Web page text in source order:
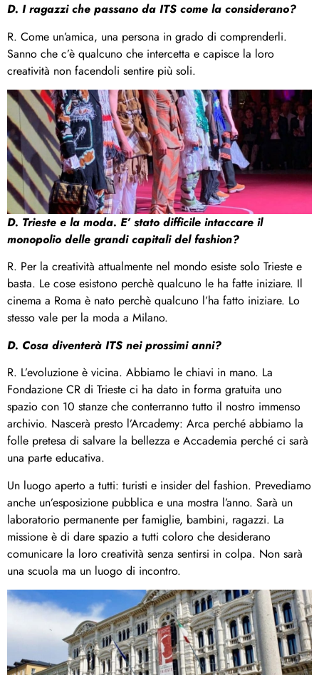
D. I ragazzi che passano da ITS come la considerano?
R. Come un’amica, una persona in grado di comprenderli.
Sanno che c’è qualcuno che intercetta e capisce la loro
creatività non facendoli sentire più soli.
D. Trieste e la moda. E’ stato difficile intaccare il
monopolio delle grandi capitali del fashion?
R. Per la creatività attualmente nel mondo esiste solo Trieste e
basta. Le cose esistono perchè qualcuno le ha fatte iniziare. Il
cinema a Roma è nato perchè qualcuno l’ha fatto iniziare. Lo
stesso vale per la moda a Milano.
D. Cosa diventerà ITS nei prossimi anni?
R. L’evoluzione è vicina. Abbiamo le chiavi in mano. La
Fondazione CR di Trieste ci ha dato in forma gratuita uno
spazio con 10 stanze che conterranno tutto il nostro immenso
archivio. Nascerà presto l’Arcademy: Arca perché abbiamo la
folle pretesa di salvare la bellezza e Accademia perché ci sarà
una parte educativa.
Un luogo aperto a tutti: turisti e insider del fashion. Prevediamo
anche un’esposizione pubblica e una mostra l’anno. Sarà un
laboratorio permanente per famiglie, bambini, ragazzi. La
missione è di dare spazio a tutti coloro che desiderano
comunicare la loro creatività senza sentirsi in colpa. Non sarà
una scuola ma un luogo di incontro.